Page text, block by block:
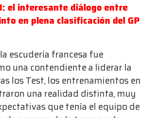
el interesante diálogo entre
en plena clasificación del GP
escudería francesa fue
una contendiente a liderar la
los Test, los entrenamientos en
una realidad distinta, muy
que tenía el equipo de